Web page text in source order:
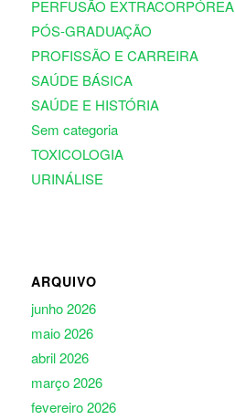
PERFUSÃO EXTRACORPÓREA
PÓS-GRADUAÇÃO
PROFISSÃO E CARREIRA
SAÚDE BÁSICA
SAÚDE E HISTÓRIA
Sem categoria
TOXICOLOGIA
URINÁLISE
ARQUIVO
junho 2026
maio 2026
abril 2026
março 2026
fevereiro 2026